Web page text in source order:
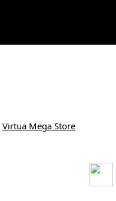
Virtua Mega Store